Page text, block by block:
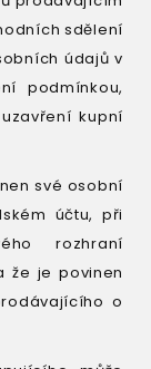
sdělení
údajů v
podmínkou,
kupní
své osobní
účtu, při
rozhraní
že je povinen
o